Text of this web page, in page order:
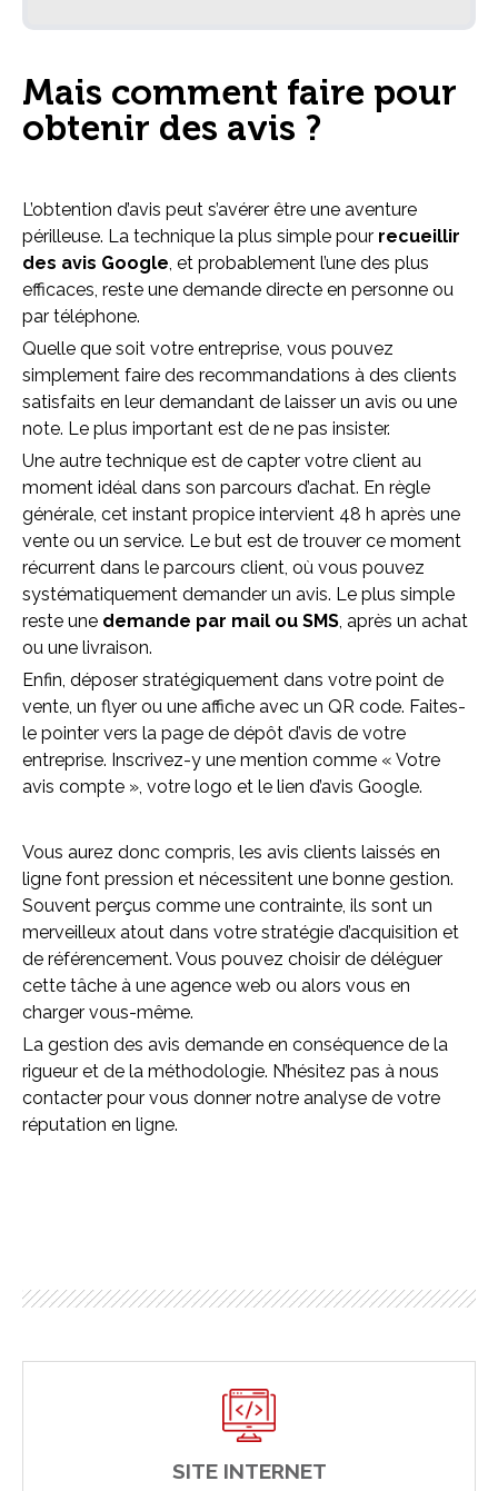
Mais comment faire pour
obtenir des avis ?
L’obtention d’avis peut s’avérer être une aventure
périlleuse. La technique la plus simple pour recueillir
des avis Google, et probablement l’une des plus
efficaces, reste une demande directe en personne ou
par téléphone.
Quelle que soit votre entreprise, vous pouvez
simplement faire des recommandations à des clients
satisfaits en leur demandant de laisser un avis ou une
note. Le plus important est de ne pas insister.
Une autre technique est de capter votre client au
moment idéal dans son parcours d’achat. En règle
générale, cet instant propice intervient 48 h après une
vente ou un service. Le but est de trouver ce moment
récurrent dans le parcours client, où vous pouvez
systématiquement demander un avis. Le plus simple
reste une demande par mail ou SMS, après un achat
ou une livraison.
Enfin, déposer stratégiquement dans votre point de
vente, un flyer ou une affiche avec un QR code. Faites-
le pointer vers la page de dépôt d’avis de votre
entreprise. Inscrivez-y une mention comme « Votre
avis compte », votre logo et le lien d’avis Google.
Vous aurez donc compris, les avis clients laissés en
ligne font pression et nécessitent une bonne gestion.
Souvent perçus comme une contrainte, ils sont un
merveilleux atout dans votre stratégie d’acquisition et
de référencement. Vous pouvez choisir de déléguer
cette tâche à une agence web ou alors vous en
charger vous-même.
La gestion des avis demande en conséquence de la
rigueur et de la méthodologie. N’hésitez pas à nous
contacter pour vous donner notre analyse de votre
réputation en ligne.
SITE INTERNET